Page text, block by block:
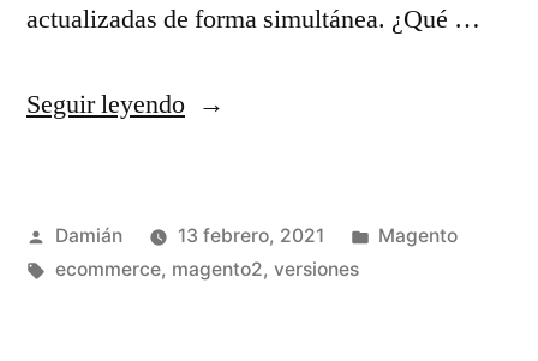
actualizadas de forma simultánea. ¿Qué …
Seguir leyendo«Magento
database)»
Publicado
por
Damián 13 febrero, 2021
Publicado
Magento
Etiquetas:
ecommerce, magento2, versiones